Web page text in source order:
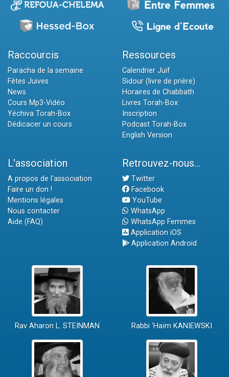
Raccourcis
Paracha de la semaine
Fêtes Juives
News
Cours Mp3-Vidéo
Yéchiva Torah-Box
Dédicacer un cours
Ressources
Calendrier Juif
Sidour (livre de prière)
Horaires de Chabbath
Livres Torah-Box
Inscription
Podcast Torah-Box
English Version
L'association
A propos de l'association
Faire un don !
Mentions légales
Nous contacter
Aide (FAQ)
Retrouvez-nous...
Twitter
Facebook
YouTube
WhatsApp
WhatsApp Femmes
Application iOS
Application Android
Rav Aharon L. STEINMAN Rabbi 'Haïm KANIEWSKI